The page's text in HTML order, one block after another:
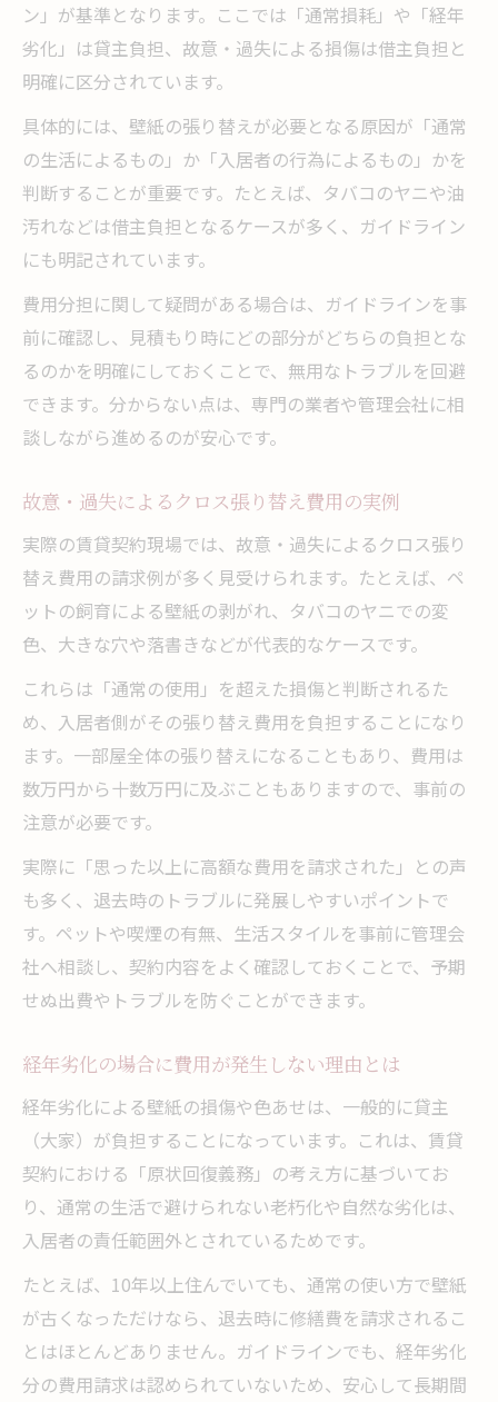
ン」が基準となります。ここでは「通常損耗」や「経年
劣化」は貸主負担、故意・過失による損傷は借主負担と
明確に区分されています。
具体的には、壁紙の張り替えが必要となる原因が「通常
の生活によるもの」か「入居者の行為によるもの」かを
判断することが重要です。たとえば、タバコのヤニや油
汚れなどは借主負担となるケースが多く、ガイドライン
にも明記されています。
費用分担に関して疑問がある場合は、ガイドラインを事
前に確認し、見積もり時にどの部分がどちらの負担とな
るのかを明確にしておくことで、無用なトラブルを回避
できます。分からない点は、専門の業者や管理会社に相
談しながら進めるのが安心です。
故意・過失によるクロス張り替え費用の実例
実際の賃貸契約現場では、故意・過失によるクロス張り
替え費用の請求例が多く見受けられます。たとえば、ペ
ットの飼育による壁紙の剥がれ、タバコのヤニでの変
色、大きな穴や落書きなどが代表的なケースです。
これらは「通常の使用」を超えた損傷と判断されるた
め、入居者側がその張り替え費用を負担することになり
ます。一部屋全体の張り替えになることもあり、費用は
数万円から十数万円に及ぶこともありますので、事前の
注意が必要です。
実際に「思った以上に高額な費用を請求された」との声
も多く、退去時のトラブルに発展しやすいポイントで
す。ペットや喫煙の有無、生活スタイルを事前に管理会
社へ相談し、契約内容をよく確認しておくことで、予期
せぬ出費やトラブルを防ぐことができます。
経年劣化の場合に費用が発生しない理由とは
経年劣化による壁紙の損傷や色あせは、一般的に貸主
（大家）が負担することになっています。これは、賃貸
契約における「原状回復義務」の考え方に基づいてお
り、通常の生活で避けられない老朽化や自然な劣化は、
入居者の責任範囲外とされているためです。
たとえば、10年以上住んでいても、通常の使い方で壁紙
が古くなっただけなら、退去時に修繕費を請求されるこ
とはほとんどありません。ガイドラインでも、経年劣化
分の費用請求は認められていないため、安心して長期間